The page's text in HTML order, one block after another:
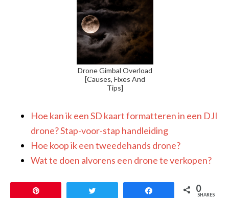
Drone Gimbal Overload
[Causes, Fixes And
Tips]
Hoe kan ik een SD kaart formatteren in een DJI
drone? Stap-voor-stap handleiding
Hoe koop ik een tweedehands drone?
Wat te doen alvorens een drone te verkopen?
0
SHARES